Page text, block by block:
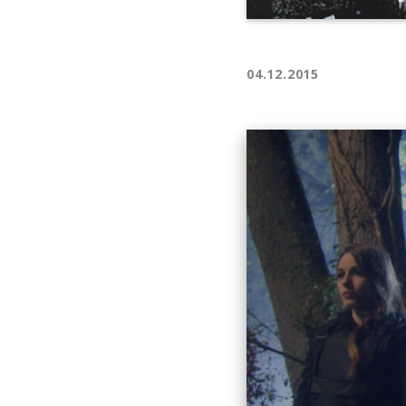
04.12.2015